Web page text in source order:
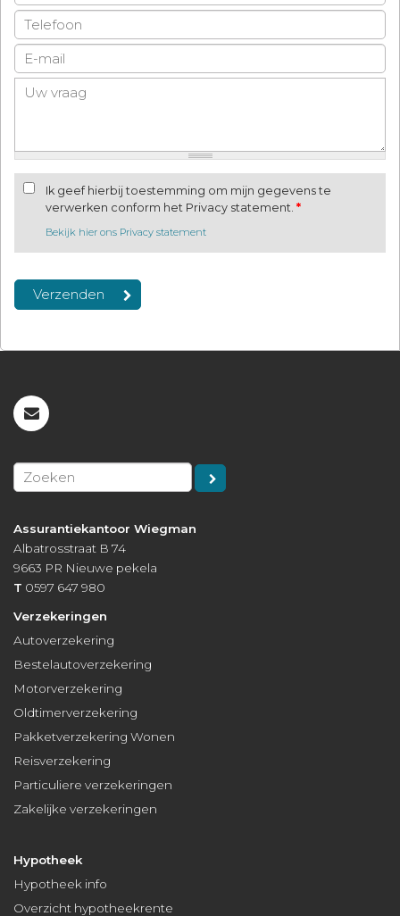
Ik geef hierbij toestemming om mijn gegevens te
verwerken conform het Privacy statement. *
Bekijk hier ons Privacy statement
Assurantiekantoor Wiegman
Albatrosstraat B 74
9663 PR Nieuwe pekela
T 0597 647 980
Verzekeringen
Autoverzekering
Bestelautoverzekering
Motorverzekering
Oldtimerverzekering
Pakketverzekering Wonen
Reisverzekering
Particuliere verzekeringen
Zakelijke verzekeringen
Hypotheek
Hypotheek info
Overzicht hypotheekrente